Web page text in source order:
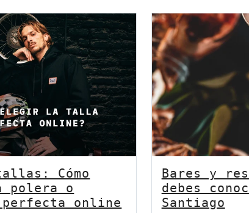
Cómo
o
perfecta online
Bares y
debes
Santiago